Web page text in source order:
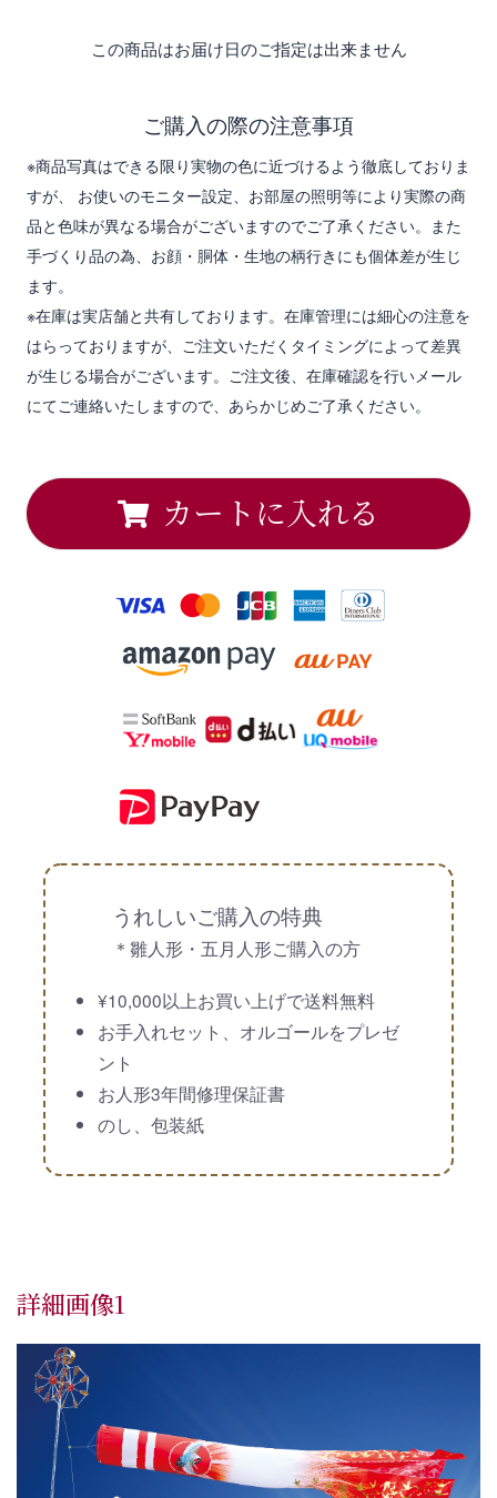
この商品はお届け日のご指定は出来ません
ご購入の際の注意事項
※商品写真はできる限り実物の色に近づけるよう徹底しておりま
すが、 お使いのモニター設定、お部屋の照明等により実際の商
品と色味が異なる場合がございますのでご了承ください。また
手づくり品の為、お顔・胴体・生地の柄行きにも個体差が生じ
ます。
※在庫は実店舗と共有しております。在庫管理には細心の注意を
はらっておりますが、ご注文いただくタイミングによって差異
が生じる場合がございます。ご注文後、在庫確認を行いメール
にてご連絡いたしますので、あらかじめご了承ください。
カートに入れる
うれしいご購入の特典
＊雛人形・五月人形ご購入の方
¥10,000以上お買い上げで送料無料
お手入れセット、オルゴールをプレゼ
ント
お人形3年間修理保証書
のし、包装紙
詳細画像1